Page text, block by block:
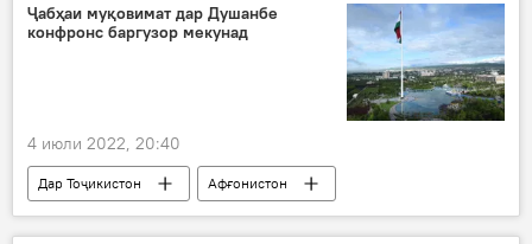
Ҷабҳаи муқовимат дар Душанбе
конфронс баргузор мекунад
4 июли 2022, 20:40
Дар Тоҷикистон
Афғонистон
Ҷабҳаи муқовимати миллии Афғонистон